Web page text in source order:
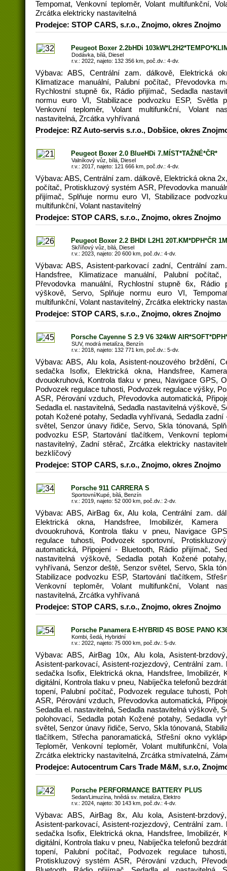
Tempomat, Venkovní teploměr, Volant multifunkční,
Zrcátka elektricky nastavitelná
Prodejce: STOP CARS, s.r.o., Znojmo, okres Znojmo
Peugeot Boxer 2.2bHDi
Dodávka, bílá, Diesel
r.v.: 2022, najeto: 132 356 km, poč.dv.: 4-dv.
Výbava: ABS, Centrální zam. dálkově, Elektrická
Klimatizace manuální, Palubní počítač, Převodovka
Rychlostní stupně 6x, Rádio přijímač, Sedadla
normu euro VI, Stabilizace podvozku ESP, Světla
Venkovní teploměr, Volant multifunkční, Volant
nastavitelná, Zrcátka vyhřívaná
Prodejce: RZ Auto-servis s.r.o., Dobšice, okres
Peugeot Boxer 2.0 BlueHDi 7.MÍST*TAŽNÉ*ČR*
Valníkový vůz, bílá, Diesel
r.v.: 2017, najeto: 121 666 km, poč.dv.: 4-dv.
Výbava: ABS, Centrální zam. dálkově, Elektrická okna
počítač, Protiskluzový systém ASR, Převodovka
přijímač, Splňuje normu euro VI, Stabilizace
multifunkční, Volant nastavitelný
Prodejce: STOP CARS, s.r.o., Znojmo, okres Znojmo
Peugeot Boxer 2.2 BHDI L2H1 20T.KM*DPH*ČR 1M
Skříňový vůz, bílá, Diesel
r.v.: 2023, najeto: 20 600 km, poč.dv.: 4-dv.
Výbava: ABS, Asistent-parkovací zadní, Centrální
Handsfree, Klimatizace manuální, Palubní
Převodovka manuální, Rychlostní stupně 6x, Rádio
výškově, Servo, Splňuje normu euro VI,
multifunkční, Volant nastavitelný, Zrcátka elektricky
Prodejce: STOP CARS, s.r.o., Znojmo, okres Znojmo
Porsche Cayenne S 2.9 V6 324kW
SUV, modrá metalíza, Benzín
r.v.: 2018, najeto: 132 771 km, poč.dv.: 5-dv.
Výbava: ABS, Alu kola, Asistent-nouzového brždění,
sedačka Isofix, Elektrická okna, Handsfree,
dvouokruhová, Kontrola tlaku v pneu, Navigace GPS,
Podvozek regulace tuhosti, Podvozek regulace výšky,
ASR, Pérování vzduch, Převodovka automatická,
Sedadla el. nastavitelná, Sedadla nastavitelná výškově,
potah Kožené potahy, Sedadla vyhřívaná, Sedadla
světel, Senzor únavy řidiče, Servo, Skla tónovaná,
podvozku ESP, Startování tlačítkem, Venkovní
nastavitelný, Zadní stěrač, Zrcátka elektricky
bezklíčový
Prodejce: STOP CARS, s.r.o., Znojmo, okres Znojmo
Porsche 911 CARRERA S
Sportovní/Kupé, bílá, Benzín
r.v.: 2019, najeto: 52 000 km, poč.dv.: 2-dv.
Výbava: ABS, AirBag 6x, Alu kola, Centrální zam.
Elektrická okna, Handsfree, Imobilizér, Kamera
dvouokruhová, Kontrola tlaku v pneu, Navigace
regulace tuhosti, Podvozek sportovní,
automatická, Připojení - Bluetooth, Rádio přijímač,
nastavitelná výškově, Sedadla potah Kožené
vyhřívaná, Senzor deště, Senzor světel, Servo, Skla
Stabilizace podvozku ESP, Startování tlačítkem,
Venkovní teploměr, Volant multifunkční, Volant
nastavitelná, Zrcátka vyhřívaná
Prodejce: STOP CARS, s.r.o., Znojmo, okres Znojmo
Porsche Panamera E-HYBRID 4S BOSE PANO
Kombi, šedá, Hybridní
r.v.: 2022, najeto: 75 000 km, poč.dv.: 5-dv.
Výbava: ABS, AirBag 10x, Alu kola, Asistent-
Asistent-parkovací, Asistent-rozjezdový, Centrální
sedačka Isofix, Elektrická okna, Handsfree, Imobilizér,
digitální, Kontrola tlaku v pneu, Nabíječka telefonů
topení, Palubní počítač, Podvozek regulace tuhosti,
ASR, Pérování vzduch, Převodovka automatická,
Sedadla el. nastavitelná, Sedadla nastavitelná výškově,
polohovací, Sedadla potah Kožené potahy, Sedadla
světel, Senzor únavy řidiče, Servo, Skla tónovaná,
tlačítkem, Střecha panoramatická, Střešní okno
Teploměr, Venkovní teploměr, Volant multifunkční,
Zrcátka elektricky nastavitelná, Zrcátka stmívatelná,
Prodejce: Autocentrum Cars Trade M&M, s.r.o,
Porsche PERFORMANCE BATTERY PLUS
Sedan/Limuzína, hnědá sv. metalíza, Elektro
r.v.: 2024, najeto: 30 143 km, poč.dv.: 4-dv.
Výbava: ABS, AirBag 8x, Alu kola, Asistent-
Asistent-parkovací, Asistent-rozjezdový, Centrální
sedačka Isofix, Elektrická okna, Handsfree, Imobilizér,
digitální, Kontrola tlaku v pneu, Nabíječka telefonů
topení, Palubní počítač, Podvozek regulace
Protiskluzový systém ASR, Pérování vzduch,